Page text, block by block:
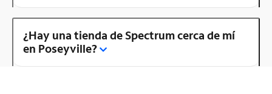
¿Hay una tienda de Spectrum cerca de mí
en Poseyville?